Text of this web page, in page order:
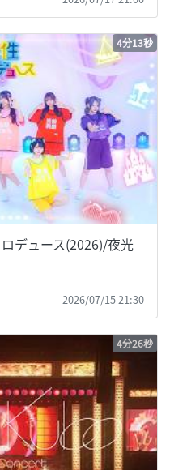
4分13秒
デュース(2026)/夜光
2026/07/15 21:30
4分26秒